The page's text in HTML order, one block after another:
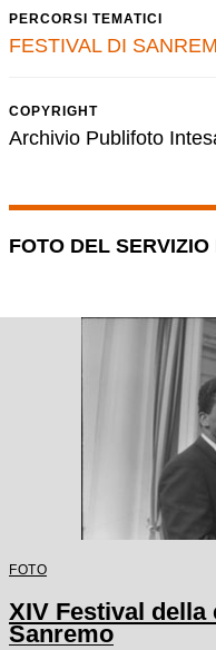
PERCORSI TEMATICI
FESTIVAL DI
COPYRIGHT
Archivio Publifoto
FOTO DEL
FOTO
XIV Festival della
Sanremo